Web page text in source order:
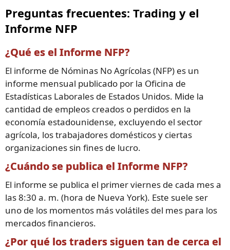
Preguntas frecuentes: Trading y el
Informe NFP
¿Qué es el Informe NFP?
El informe de Nóminas No Agrícolas (NFP) es un
informe mensual publicado por la Oficina de
Estadísticas Laborales de Estados Unidos. Mide la
cantidad de empleos creados o perdidos en la
economía estadounidense, excluyendo el sector
agrícola, los trabajadores domésticos y ciertas
organizaciones sin fines de lucro.
¿Cuándo se publica el Informe NFP?
El informe se publica el primer viernes de cada mes a
las 8:30 a. m. (hora de Nueva York). Este suele ser
uno de los momentos más volátiles del mes para los
mercados financieros.
¿Por qué los traders siguen tan de cerca el